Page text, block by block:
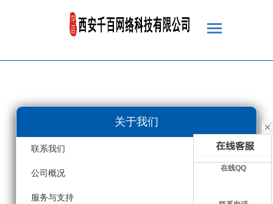
关于我们
联系我们
公司概况
服务与支持
在线QQ